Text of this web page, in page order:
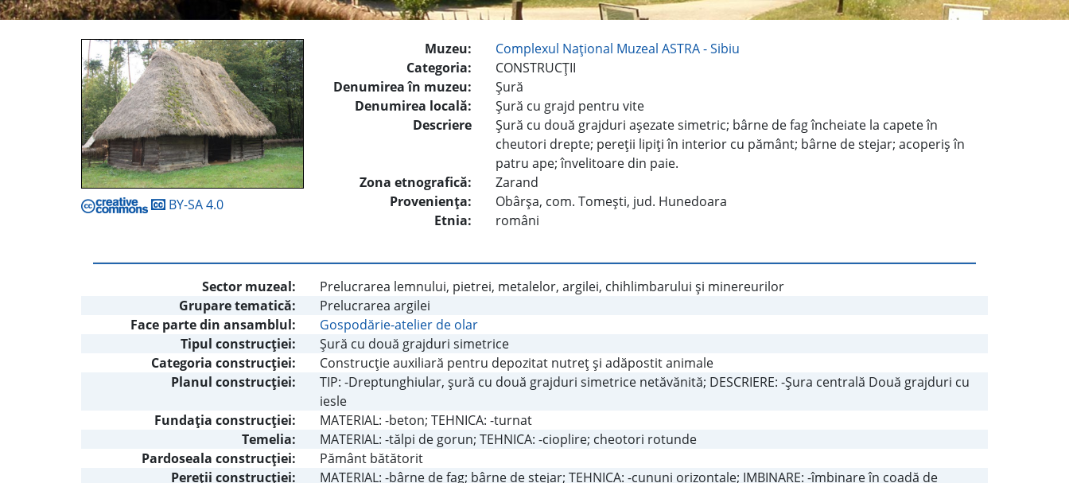
BY-SA 4.0
Muzeu:
Complexul Naţional Muzeal ASTRA - Sibiu
Categoria:
CONSTRUCŢII
Denumirea în muzeu:
Şură
Denumirea locală:
Şură cu grajd pentru vite
Descriere
Şură cu două grajduri aşezate simetric; bârne de fag încheiate la capete în
cheutori drepte; pereţii lipiţi în interior cu pământ; bârne de stejar; acoperiş în
patru ape; învelitoare din paie.
Zona etnografică:
Zarand
Provenienţa:
Obârşa, com. Tomeşti, jud. Hunedoara
Etnia:
români
Sector muzeal:
Prelucrarea lemnului, pietrei, metalelor, argilei, chihlimbarului şi minereurilor
Grupare tematică:
Prelucrarea argilei
Face parte din ansamblul:
Gospodărie-atelier de olar
Tipul construcţiei:
Şură cu două grajduri simetrice
Categoria construcţiei:
Construcţie auxiliară pentru depozitat nutreţ şi adăpostit animale
Planul construcţiei:
TIP: -Dreptunghiular, şură cu două grajduri simetrice netăvănită; DESCRIERE: -Şura centrală Două grajduri cu
iesle
Fundaţia construcţiei:
MATERIAL: -beton; TEHNICA: -turnat
Temelia:
MATERIAL: -tălpi de gorun; TEHNICA: -cioplire; cheotori rotunde
Pardoseala construcţiei:
Pământ bătătorit
Pereţii construcţiei:
MATERIAL: -bârne de fag; bârne de stejar; TEHNICA: -cununi orizontale; IMBINARE: -îmbinare în coadă de